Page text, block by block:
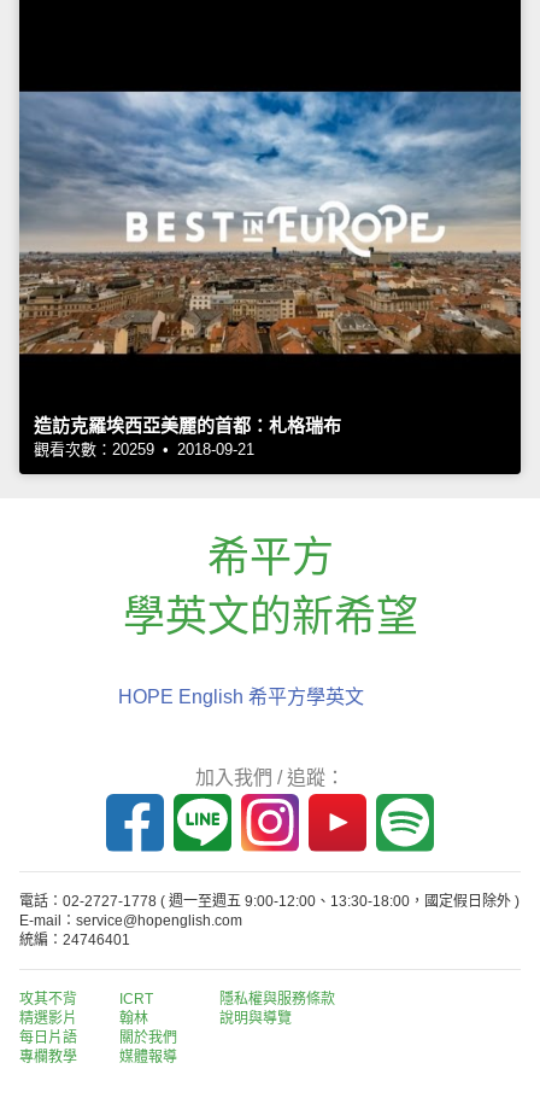
造訪克羅埃西亞美麗的首都：札格瑞布
觀看次數：20259 • 2018-09-21
希平方
學英文的新希望
HOPE English 希平方學英文
加入我們 / 追蹤：
電話：02-2727-1778 ( 週一至週五 9:00-12:00、13:30-18:00，國定假日除外 )
E-mail：service@hopenglish.com
統編：24746401
攻其不背
精選影片
每日片語
專欄教學
ICRT
翰林
關於我們
媒體報導
隱私權與服務條款
說明與導覽